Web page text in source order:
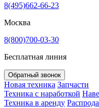
8(495)662-66-23
Москва
8(800)700-03-30
Бесплатная линия
Обратный звонок
Новая техника Запчасти
Техника с наработкой
Техника в аренду